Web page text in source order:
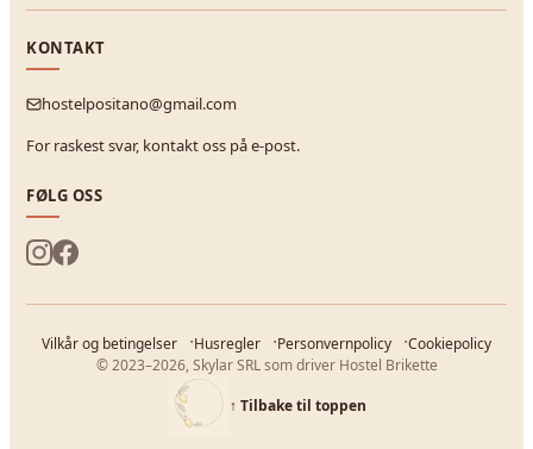
KONTAKT
hostelpositano@gmail.com
For raskest svar, kontakt oss på e-post.
FØLG OSS
Vilkår og betingelser Husregler Personvernpolicy
Cookiepolicy
© 2023–2026, Skylar SRL som driver Hostel Brikette
↑ Tilbake til toppen